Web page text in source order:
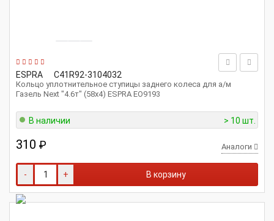
ESPRA C41R92-3104032
Кольцо уплотнительное ступицы заднего колеса для а/м
Газель Next "4.6т" (58x4) ESPRA EO9193
В наличии > 10 шт.
310 ₽ Аналоги
- + В корзину